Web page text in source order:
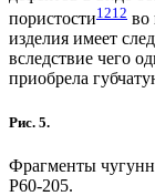
пористости1212 во
изделия имеет
вследствие чего
приобрела
Рис. 5.
Фрагменты
Р60-205.